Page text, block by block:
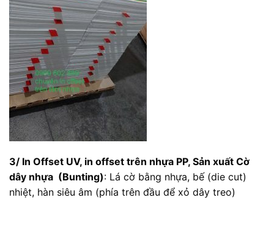
3/ In Offset UV, in offset trên nhựa PP, Sản xuất Cờ
dây nhựa (Bunting): Lá cờ bằng nhựa, bế (die cut)
nhiệt, hàn siêu âm (phía trên đầu để xỏ dây treo)